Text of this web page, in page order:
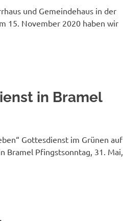
und Gemeindehaus in der
15. November 2020 haben wir
in Bramel
Gottesdienst im Grünen auf
Bramel Pfingstsonntag, 31. Mai,